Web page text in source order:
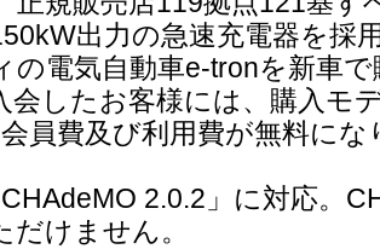
出力の急速充電器を採
の電気自動車e-tronを新車
会したお客様には、購入モ
員費及び利用費が無料にな
2.0.2」に対応。
けません。